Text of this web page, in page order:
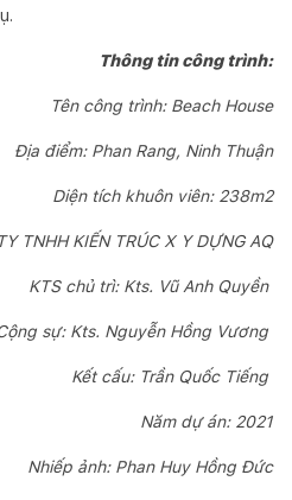
Thông tin công trình:
Tên công trình: Beach House
Địa điểm: Phan Rang, Ninh Thuận
Diện tích khuôn viên: 238m2
TNHH KIẾN TRÚC X Y DỰNG AQ
KTS chủ trì: Kts. Vũ Anh Quyền
sự: Kts. Nguyễn Hồng Vương
Kết cấu: Trần Quốc Tiếng
Năm dự án: 2021
Nhiếp ảnh: Phan Huy Hồng Đức